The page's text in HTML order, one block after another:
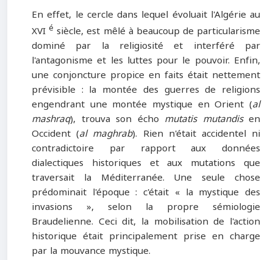
En effet, le cercle dans lequel évoluait l'Algérie au
XVIé siècle, est mêlé à beaucoup de particularisme
dominé par la religiosité et interféré par
l'antagonisme et les luttes pour le pouvoir. Enfin,
une conjoncture propice en faits était nettement
prévisible : la montée des guerres de religions
engendrant une montée mystique en Orient (al
mashraq), trouva son écho mutatis mutandisen
Occident (al maghrab). Rien n'était accidentel ni
contradictoire par rapport aux données
dialectiques historiques et aux mutations que
traversait la Méditerranée. Une seule chose
prédominait l'époque : c'était « la mystique des
invasions », selon la propre sémiologie
Braudelienne. Ceci dit, la mobilisation de l'action
historique était principalement prise en charge
par la mouvance mystique.